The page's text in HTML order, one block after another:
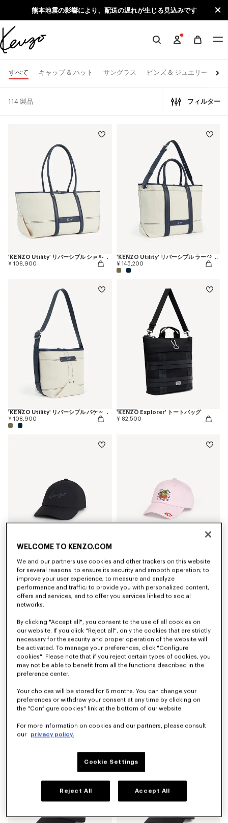
Skip to main content
Skip to footer content
熊本地震の影響により、配送の遅れが生じる見込みです
KENZO
すべて キャップ & ハット サングラス ピンズ & ジュエリー マ
114 製品 フィルター
'KENZO Utility' リバーシブル ショルダーバッグ イン キャンバス & レザー
¥ 108,900
'KENZO Utility' リバーシブル ラージ トートバッグ イン キャンバス & レザー
¥ 145,200
'KENZO Utility' リバーシブル バケット バッグ イン キャンバス & レザー
¥ 108,900
'KENZO Explorer' トートバッグ
¥ 82,500
'KENZO Signature' エンブロイダリー キャップ
¥ 22,000
新着
'KENZO Eiffel Tower Design' エンブロイダリー キャップ イン コットン
¥ 22,000
¥ 22,000
WELCOME TO KENZO.COM
We and our partners use cookies and other trackers on this website
for several reasons: to ensure its security and smooth operation; to
improve your user experience; to measure and analyze
performance and traffic; to provide you with personalized content,
offers and services; and to offer you services linked to social
networks.
By clicking "Accept all", you consent to the use of all cookies on
our website. If you click "Reject all", only the cookies that are strictly
necessary for the security and proper operation of the website will
be activated. To manage your preferences, click "Configure
cookies". Please note that if you reject certain types of cookies, you
may not be able to benefit from all the functions described in the
preference center.
Your choices will be stored for 6 months. You can change your
preferences or withdraw your consent at any time by clicking on
the "Configure cookies" link at the bottom of our website.
For more information on cookies and our partners, please consult
our
privacy policy.
Cookie Settings
Reject All Accept All